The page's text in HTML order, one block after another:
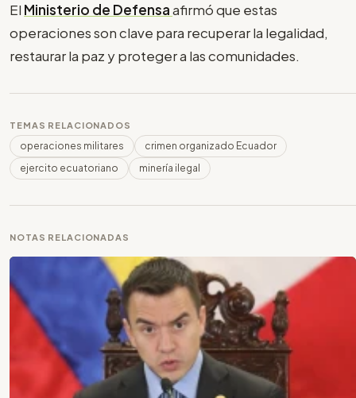
El Ministerio de Defensaafirmó que estas
operaciones son clave para recuperar la legalidad,
restaurar la paz y proteger a las comunidades.
TEMAS RELACIONADOS
operaciones militares
crimen organizado Ecuador
ejercito ecuatoriano
minería ilegal
NOTAS RELACIONADAS